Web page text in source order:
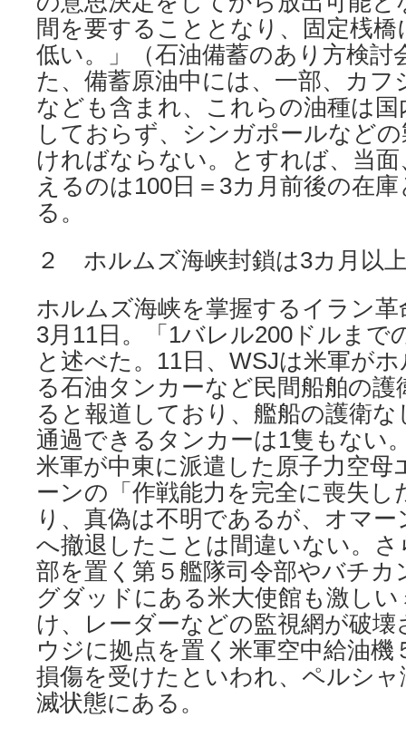
間を要することとなり、固定桟
低い。」（石油備蓄のあり方検討
た、備蓄原油中には、一部、カフ
なども含まれ、これらの油種は
しておらず、シンガポールなど
ければならない。とすれば、当
えるのは100日＝3カ月前後の在
る。
２ ホルムズ海峡封鎖は3カ月以
ホルムズ海峡を掌握するイラン
3月11日。「1バレル200ドルまで
と述べた。11日、WSJは米軍が
る石油タンカーなど民間船舶の
ると報道しており、艦船の護衛
通過できるタンカーは1隻もない
米軍が中東に派遣した原子力空
ーンの「作戦能力を完全に喪失し
り、真偽は不明であるが、オマ
へ撤退したことは間違いない。
部を置く第５艦隊司令部やバチカ
グダッドにある米大使館も激し
け、レーダーなどの監視網が破
ウジに拠点を置く米軍空中給油機
損傷を受けたといわれ、ペルシ
滅状態にある。